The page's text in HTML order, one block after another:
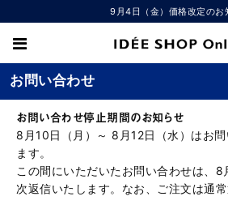
9月4日（金）価格改定のお
お問い合わせ
お問い合わせ停止期間のお知らせ
8月10日（月）～ 8月12日（水）はお
ます。
この間にいただいたお問い合わせは、
次返信いたします。なお、ご注文は通常